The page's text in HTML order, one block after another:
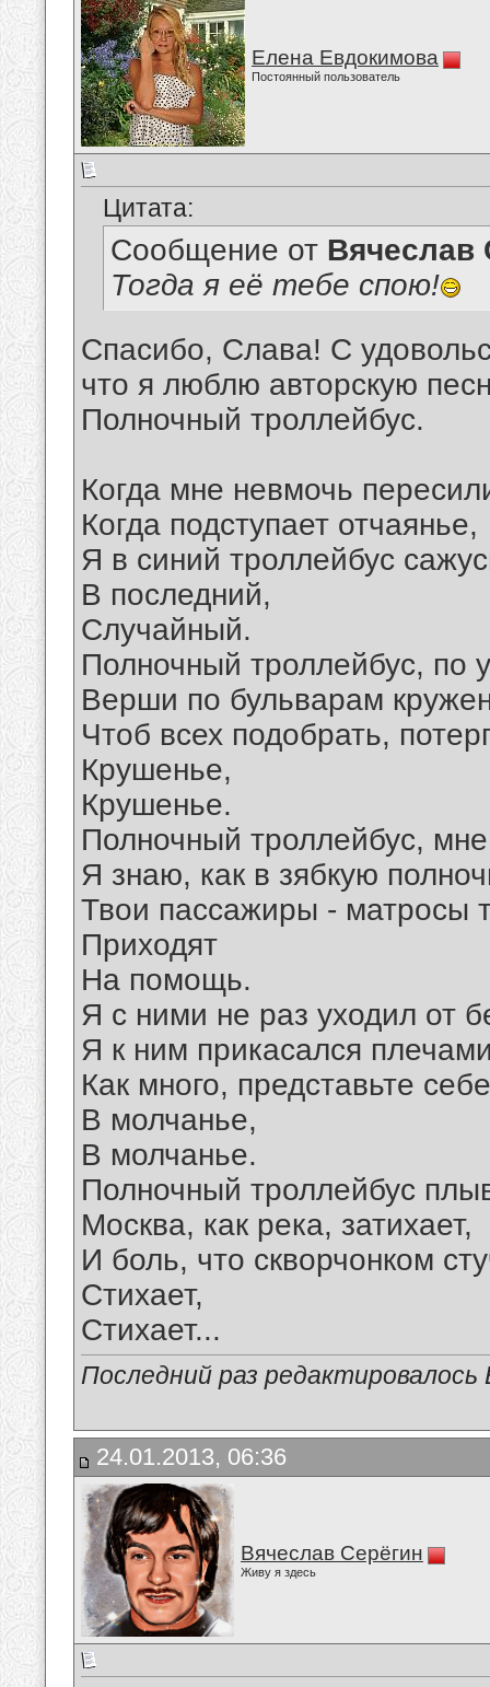
Елена Евдокимова
Постоянный пользователь
Цитата:
Сообщение от Вячеслав
Тогда я её тебе спою!
Спасибо, Слава! С
что я люблю авторскую
Полночный троллейбус.
Когда мне невмочь
Когда подступает отчаянье,
Я в синий троллейбус
В последний,
Случайный.
Полночный троллейбус, по
Верши по бульварам
Чтоб всех подобрать,
Крушенье,
Крушенье.
Полночный троллейбус,
Я знаю, как в зябкую
Твои пассажиры - матросы
Приходят
На помощь.
Я с ними не раз уходил от
Я к ним прикасался
Как много, представьте
В молчанье,
В молчанье.
Полночный троллейбус
Москва, как река, затихает,
И боль, что скворчонком
Стихает,
Стихает...
Последний раз
24.01.2013, 06:36
Вячеслав Серёгин
Живу я здесь